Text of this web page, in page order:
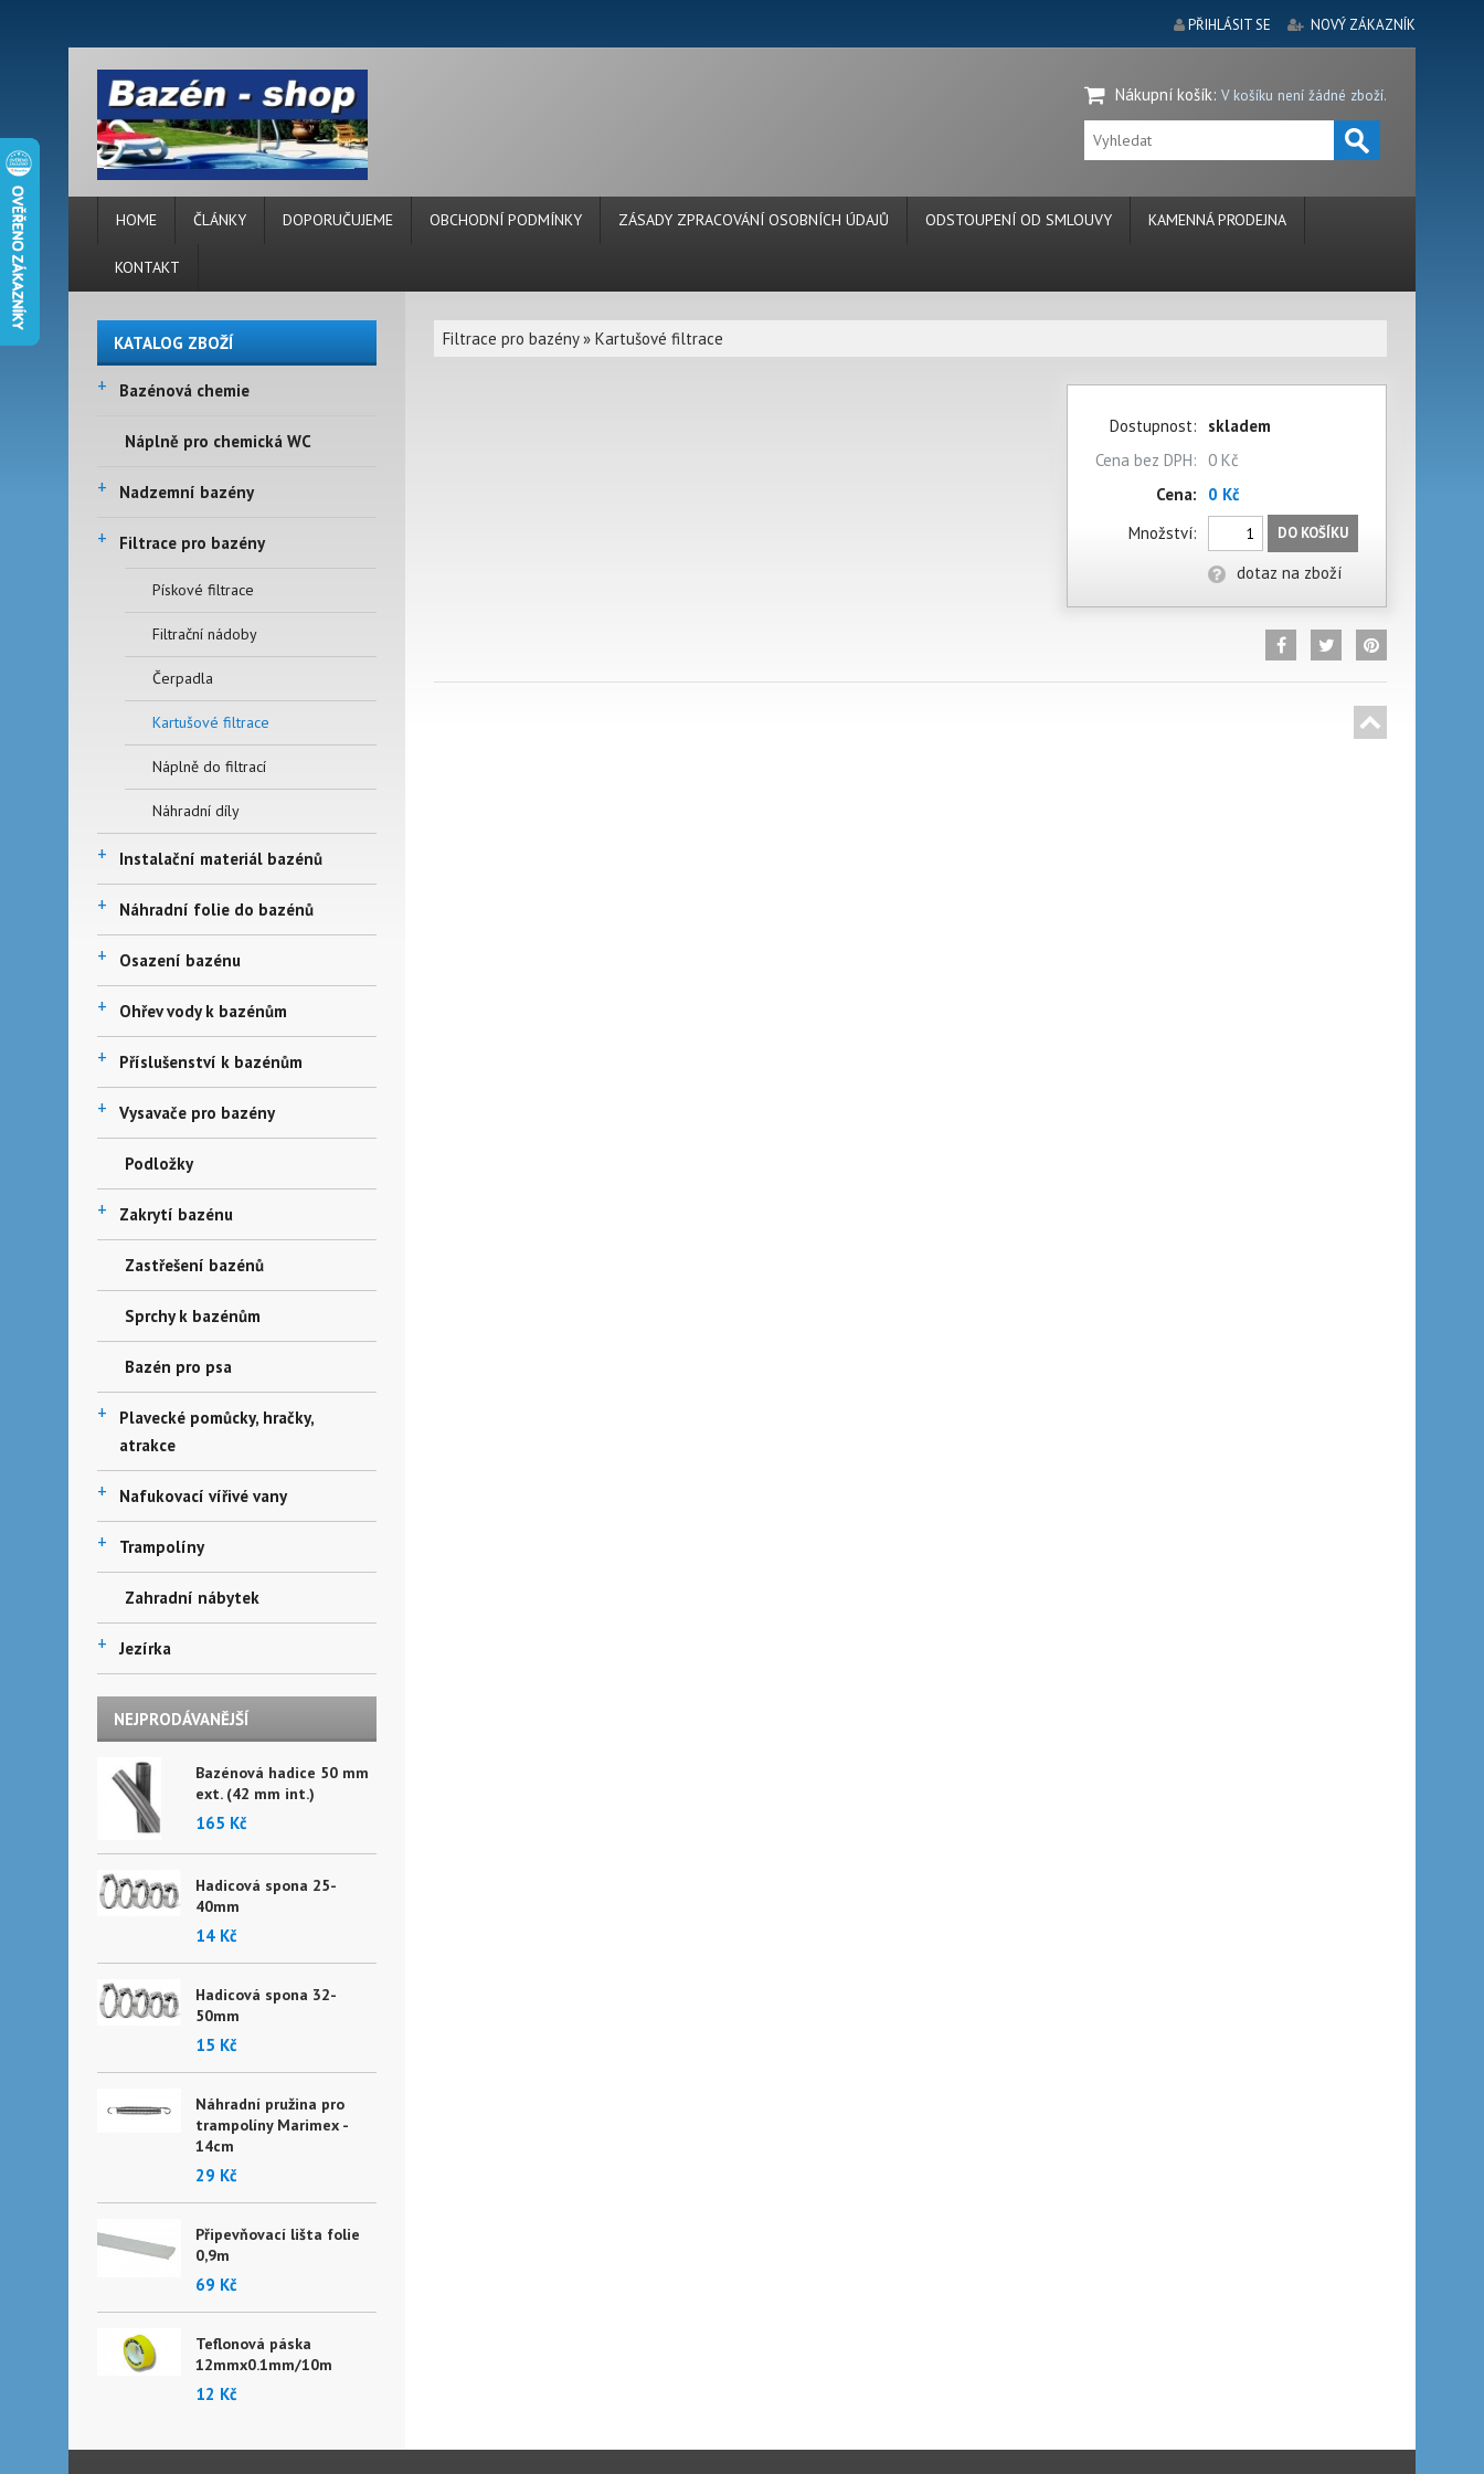
PŘIHLÁSIT SE NOVÝ ZÁKAZNÍK
Nákupní košík: V košíku není žádné zboží.
HOME ČLÁNKY DOPORUČUJEME OBCHODNÍ PODMÍNKY ZÁSADY ZPRACOVÁNÍ OSOBNÍCH ÚDAJŮ ODSTOUPENÍ OD SMLOUVY KAMENNÁ PRODEJNA
KONTAKT
KATALOG ZBOŽÍ
+ Bazénová chemie
Náplně pro chemická WC
+ Nadzemní bazény
+ Filtrace pro bazény
Pískové filtrace
Filtrační nádoby
Čerpadla
Kartušové filtrace
Náplně do filtrací
Náhradní díly
+ Instalační materiál bazénů
+ Náhradní folie do bazénů
+ Osazení bazénu
+ Ohřev vody k bazénům
+ Příslušenství k bazénům
+ Vysavače pro bazény
Podložky
+ Zakrytí bazénu
Zastřešení bazénů
Sprchy k bazénům
Bazén pro psa
+
Plavecké pomůcky, hračky,
atrakce
+ Nafukovací vířivé vany
+ Trampolíny
Zahradní nábytek
+ Jezírka
NEJPRODÁVANĚJŠÍ
Bazénová hadice 50 mm
ext. (42 mm int.)
165 Kč
Hadicová spona 25-
40mm
14 Kč
Hadicová spona 32-
50mm
15 Kč
Náhradní pružina pro
trampolíny Marimex -
14cm
29 Kč
Připevňovací lišta folie
0,9m
69 Kč
Teflonová páska
12mmx0.1mm/10m
12 Kč
Filtrace pro bazény» Kartušové filtrace
Dostupnost:
skladem
Cena bez DPH: 0 Kč
Cena:
0 Kč
Množství:
DO KOŠÍKU
dotaz na zboží